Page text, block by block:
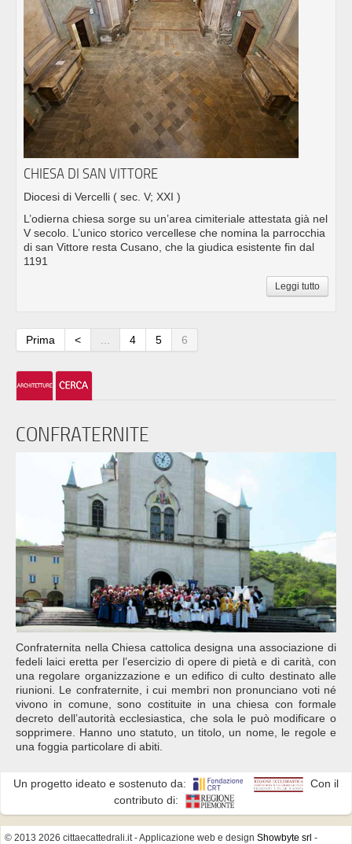
CHIESA DI SAN VITTORE
Diocesi di Vercelli ( sec. V; XXI )
L’odierna chiesa sorge su un’area cimiteriale attestata già nel
V secolo. L’unico storico vercellese che nomina la parrocchia
di san Vittore resta Cusano, che la giudica esistente fin dal
1191
Leggi tutto
Prima < ... 4 5 6
CONFRATERNITE
Confraternita nella Chiesa cattolica designa una associazione di
fedeli laici eretta per l’esercizio di opere di pietà e di carità, con
una regolare organizzazione e un edifico di culto destinato alle
riunioni. Le confraternite, i cui membri non pronunciano voti né
vivono in comune, sono costituite in una chiesa con formale
decreto dell’autorità ecclesiastica, che sola le può modificare o
sopprimere. Hanno uno statuto, un titolo, un nome, le regole e
una foggia particolare di abiti.
Un progetto ideato e sostenuto da:
Con il
contributo di:
© 2013 2026 cittaecattedrali.it- Applicazione web e design Showbyte srl -